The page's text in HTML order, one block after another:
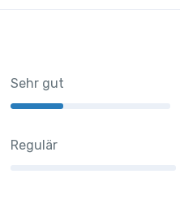
Sehr gut
Regulär